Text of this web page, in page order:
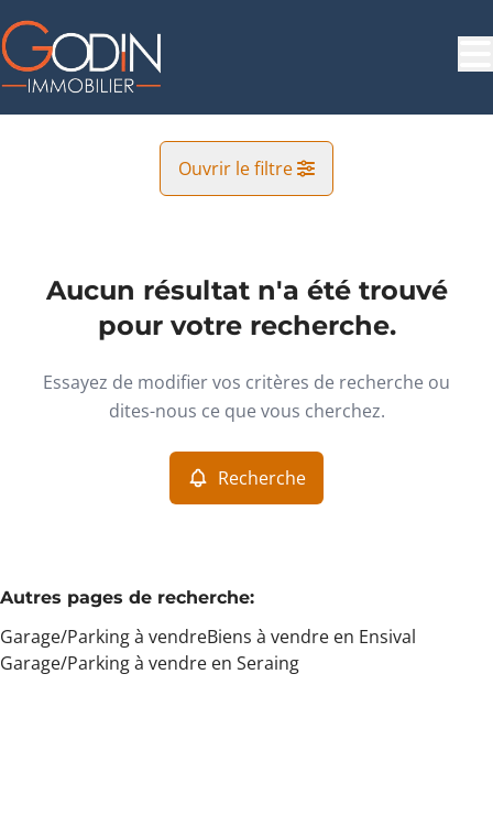
Ouvrir le filtre
Ensival (4800) Remove
Garage/Parking Remove
Max. budget
Vue de la carte
Recherche Trier par
Aucun résultat n'a été trouvé
pour votre recherche.
Essayez de modifier vos critères de recherche ou
dites-nous ce que vous cherchez.
Recherche
Autres pages de recherche:
Garage/Parking à vendreBiens à vendre en Ensival
Garage/Parking à vendre en Seraing